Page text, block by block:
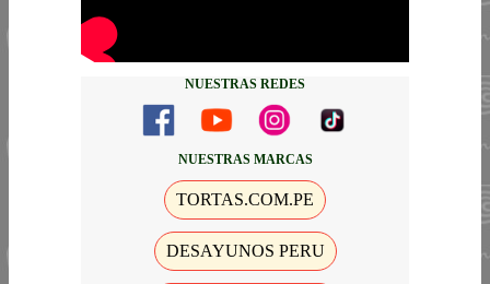
NUESTRAS REDES
NUESTRAS MARCAS
TORTAS.COM.PE
DESAYUNOS PERU